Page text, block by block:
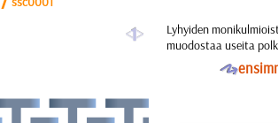
a
Lyhyiden
muodostaa useita
O